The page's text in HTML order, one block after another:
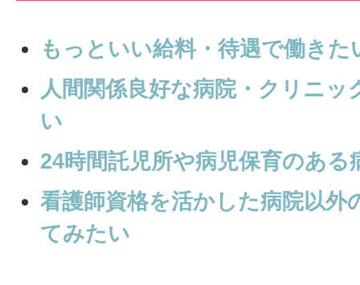
もっといい給料・待遇で働きた
人間関係良好な病院・クリニッ
い
24時間託児所や病児保育のある
看護師資格を活かした病院以外
てみたい